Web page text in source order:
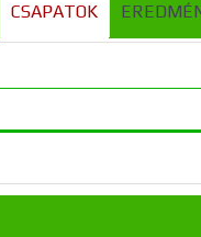
CSAPATOK